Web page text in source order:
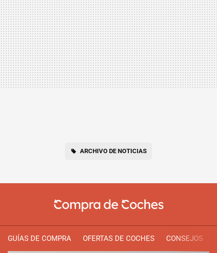
ARCHIVO DE NOTICIAS
GUÍAS DE COMPRA OFERTAS DE COCHES CONSEJOS